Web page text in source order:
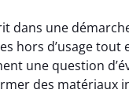
dans une
hors d’usage
une question
des matériaux